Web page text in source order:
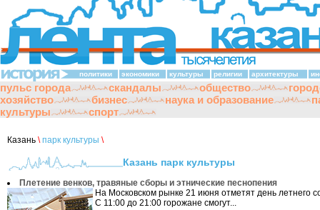
политики экономики культуры религии архитектуры
пульс города скандалы общество
хозяйство
бизнес наука и образование
культуры
спорт
Казань \ парк культуры \
Казань парк культуры
Плетение венков, травяные сборы и этнические песнопения
На Московском рынке 21 июня отметят день летнего
С 11:00 до 21:00 горожане смогут...